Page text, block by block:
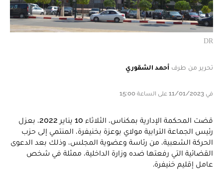
DR
تحرير من طرف أحمد الشقوري
في 11/01/2023 على الساعة 15:00
قضت المحكمة الإدارية بمكناس، الثلاثاء 10 يناير 2022، بعزل
رئيس الجماعة الترابية مولاي بوعزة بخنيفرة، المنتمي إلى حزب
الحركة الشعبية، من رئاسة وعضوية المجلس، وذلك بعد الدعوى
القضائية التي رفعتها ضده وزارة الداخلية، ممثلة في شخص
عامل إقليم خنيفرة.